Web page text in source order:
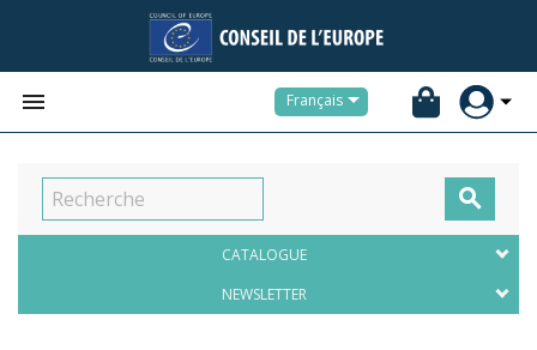
 Français

CATALOGUE
NEWSLETTER